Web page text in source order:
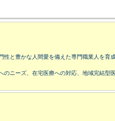
と豊かな人間愛を備えた専門職業人を育成
のニーズ、在宅医療への対応、地域完結型